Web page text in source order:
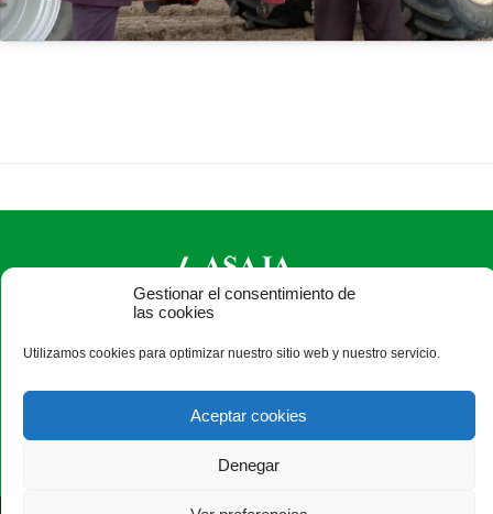
Gestionar el consentimiento de
las cookies
Utilizamos cookies para optimizar nuestro sitio web y nuestro servicio.
Aceptar cookies
Denegar
ASAJA Salamanca - Jóvenes Agricultores
España · Tel.: +34 923 190 720 ·
asaja@asajasalamanca.com